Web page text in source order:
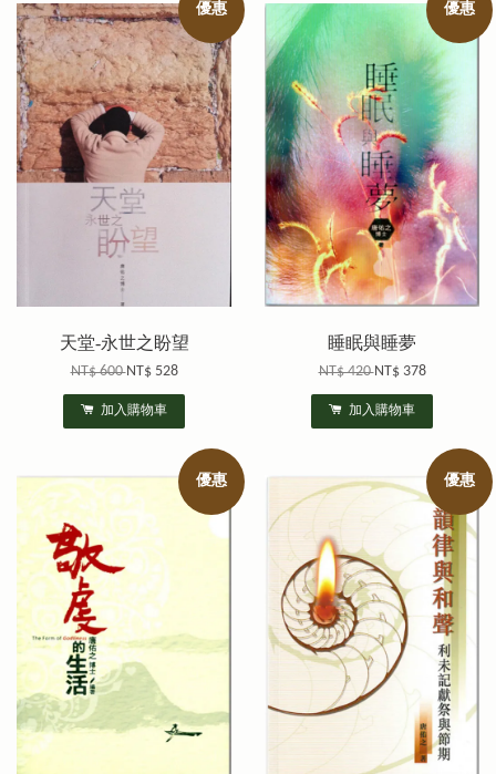
優惠
天堂-永世之盼望
NT$ 600NT$ 528
加入購物車
優惠
睡眠與睡夢
NT$ 420NT$ 378
加入購物車
優惠 優惠